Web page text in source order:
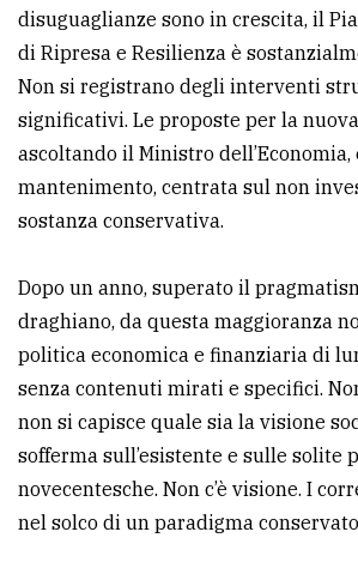
disuguaglianze sono in crescita, il
di Ripresa e Resilienza è
Non si registrano degli interventi
significativi. Le proposte per la
ascoltando il Ministro dell’Economia,
mantenimento, centrata sul non
sostanza conservativa.
Dopo un anno, superato il
draghiano, da questa maggioranza
politica economica e finanziaria di
senza contenuti mirati e specifici.
non si capisce quale sia la visione
sofferma sull’esistente e sulle solite
novecentesche. Non c’è visione. I
nel solco di un paradigma